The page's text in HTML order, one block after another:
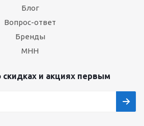
Блог
Вопрос-ответ
Бренды
МНН
скидках и акциях первым